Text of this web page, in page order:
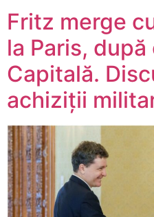
Fritz merge
la Paris, după
Capitală.
achiziții